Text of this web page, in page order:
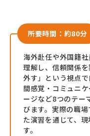
alue e-craft
etudes Classroom
お役立ち資料一覧
所要時間：約80分
海外赴任や外国籍
理解し、信頼関係
外す」という視点
間感覚・コミュニ
ージなど8つのテー
びます。実際の職
た演習を通じて、
す。